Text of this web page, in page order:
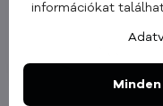
információkat